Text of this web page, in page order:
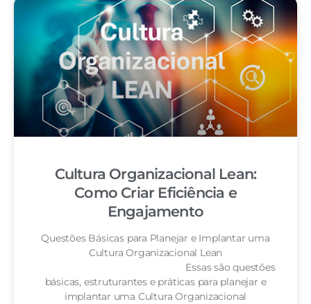
Cultura Organizacional Lean:
Como Criar Eficiência e
Engajamento
Questões Básicas para Planejar e Implantar uma
Cultura Organizacional Lean
Essas são questões
básicas, estruturantes e práticas para planejar e
implantar uma Cultura Organizacional